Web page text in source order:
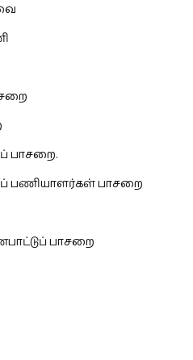
பாசறை.
பணியாளர்கள் பாசறை
பாசறை